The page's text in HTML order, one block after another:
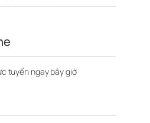
tuyến ngay bây giờ